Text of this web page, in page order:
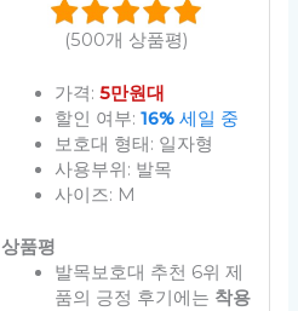
(500개 상품평)
가격: 5만원대
할인 여부: 16%세일 중
보호대 형태: 일자형
사용부위: 발목
사이즈: M
상품평
발목보호대 추천 6위 제
품의 긍정 후기에는 착용